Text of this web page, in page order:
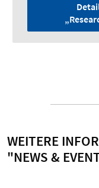
WEITERE
"NEWS &